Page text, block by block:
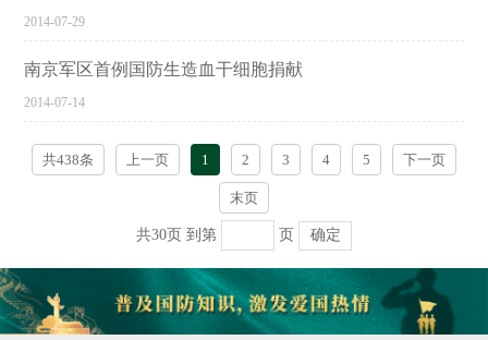
2014-07-29
南京军区首例国防生造血干细胞捐献
2014-07-14
共438条 上一页 1 2 3 4 5 下一页
末页
共30页 到第 页 确定